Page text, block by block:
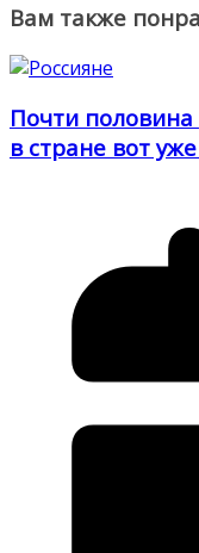
Вам также
Почти
в стране вот